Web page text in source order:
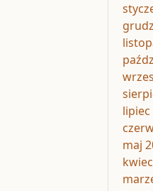
lipiec
maj